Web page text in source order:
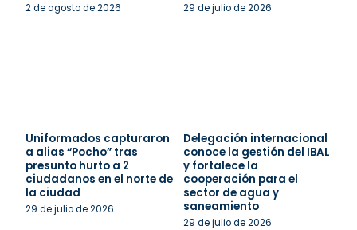
2 de agosto de 2026 29 de julio de 2026
Uniformados capturaron
a alias “Pocho” tras
presunto hurto a 2
ciudadanos en el norte de
la ciudad
29 de julio de 2026
Delegación internacional
conoce la gestión del IBAL
y fortalece la
cooperación para el
sector de agua y
saneamiento
29 de julio de 2026